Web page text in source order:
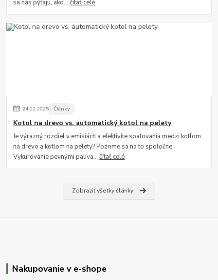
sa nás pýtajú, ako...čítať celé
24.02.2025 Články
Kotol na drevo vs. automatický kotol na pelety
Je výrazný rozdiel v emisiách a efektivite spaľovania medzi kotlom
na drevo a kotlom na pelety? Pozrime sa na to spoločne.
Vykurovanie pevnými paliva...čítať celé
Zobraziť všetky články
Nakupovanie v e-shope